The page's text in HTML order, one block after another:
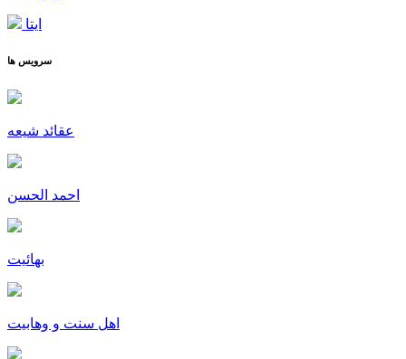
ایتا
سرویس ها
عقائد شیعه
احمد الحسن
بهائیت
اهل سنت و وهابیت